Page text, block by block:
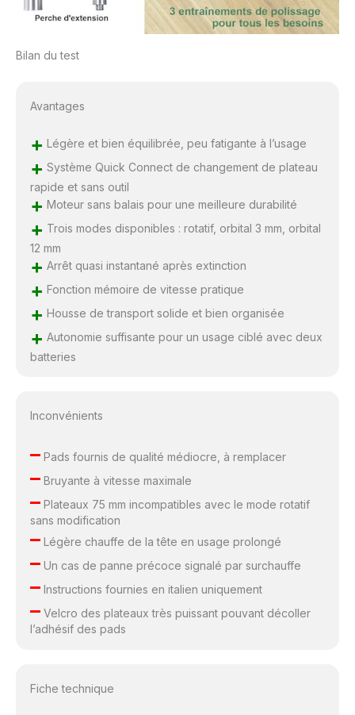
Bilan du test
Avantages
+ Légère et bien équilibrée, peu fatigante à l’usage
+ Système Quick Connect de changement de plateau
rapide et sans outil
+ Moteur sans balais pour une meilleure durabilité
+ Trois modes disponibles : rotatif, orbital 3 mm, orbital
12 mm
+ Arrêt quasi instantané après extinction
+ Fonction mémoire de vitesse pratique
+ Housse de transport solide et bien organisée
+ Autonomie suffisante pour un usage ciblé avec deux
batteries
Inconvénients
–Pads fournis de qualité médiocre, à remplacer
–Bruyante à vitesse maximale
–Plateaux 75 mm incompatibles avec le mode rotatif
sans modification
–Légère chauffe de la tête en usage prolongé
–Un cas de panne précoce signalé par surchauffe
–Instructions fournies en italien uniquement
–Velcro des plateaux très puissant pouvant décoller
l’adhésif des pads
Fiche technique